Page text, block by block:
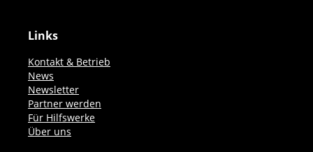
Links
Kontakt & Betrieb
News
Newsletter
Partner werden
Für Hilfswerke
Über uns